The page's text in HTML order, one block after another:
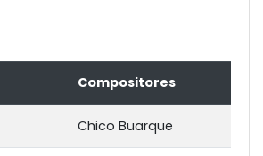
Compositores
Chico Buarque